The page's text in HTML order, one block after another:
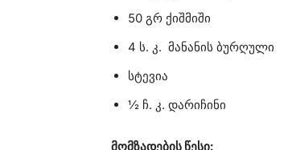
50 გრ ქიშმიში
4 ს. კ. მანანის ბურღული
სტევია
½ ჩ. კ. დარიჩინი
მომზადების წესი: